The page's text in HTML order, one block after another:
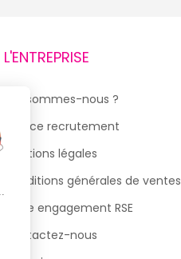
L'ENTREPRISE
Qui sommes-nous ?
Espace recrutement
Mentions légales
Conditions générales de ventes
Notre engagement RSE
Contactez-nous